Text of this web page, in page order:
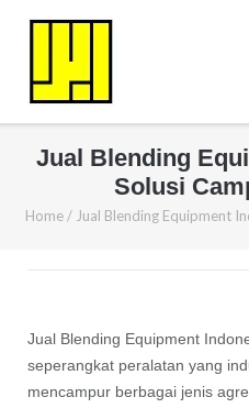
Jual Blending
Solusi
Home / Jual Blending Equipment
Jual Blending Equipment
seperangkat peralatan yang
mencampur berbagai jenis